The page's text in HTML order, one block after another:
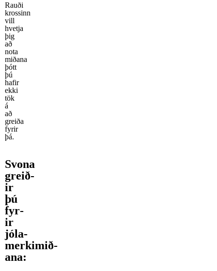
Rauði
krossinn
vill
hvetja
þig
að
nota
miðana
þótt
þú
hafir
ekki
tök
á
að
greiða
fyrir
þá.
Svona
greið­
ir
þú
fyr­
ir
jóla­
merkimið­
ana: